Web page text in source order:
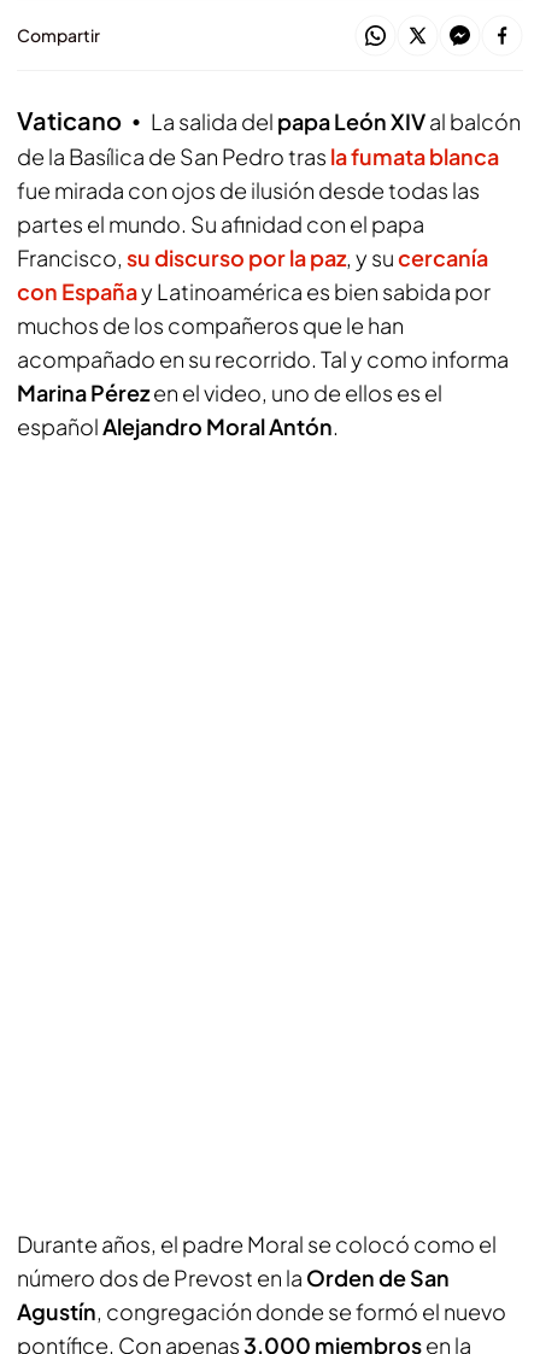
Compartir
Vaticano La salida del papa León XIVal balcón
de la Basílica de San Pedro tras la fumata blanca
fue mirada con ojos de ilusión desde todas las
partes el mundo. Su afinidad con el papa
Francisco, su discurso por la paz, y sucercanía
con Españay Latinoamérica es bien sabida por
muchos de los compañeros que le han
acompañado en su recorrido. Tal y como informa
Marina Pérezen el video, uno de ellos es el
españolAlejandro Moral Antón.
Durante años, el padre Moral se colocó como el
número dos de Prevost en la Orden de San
Agustín, congregación donde se formó el nuevo
pontífice. Con apenas3.000 miembrosen la